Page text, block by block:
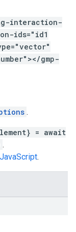
interaction-
ids="id1
gmp-
.
= await
.
.